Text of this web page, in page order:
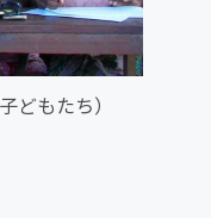
どもたち）